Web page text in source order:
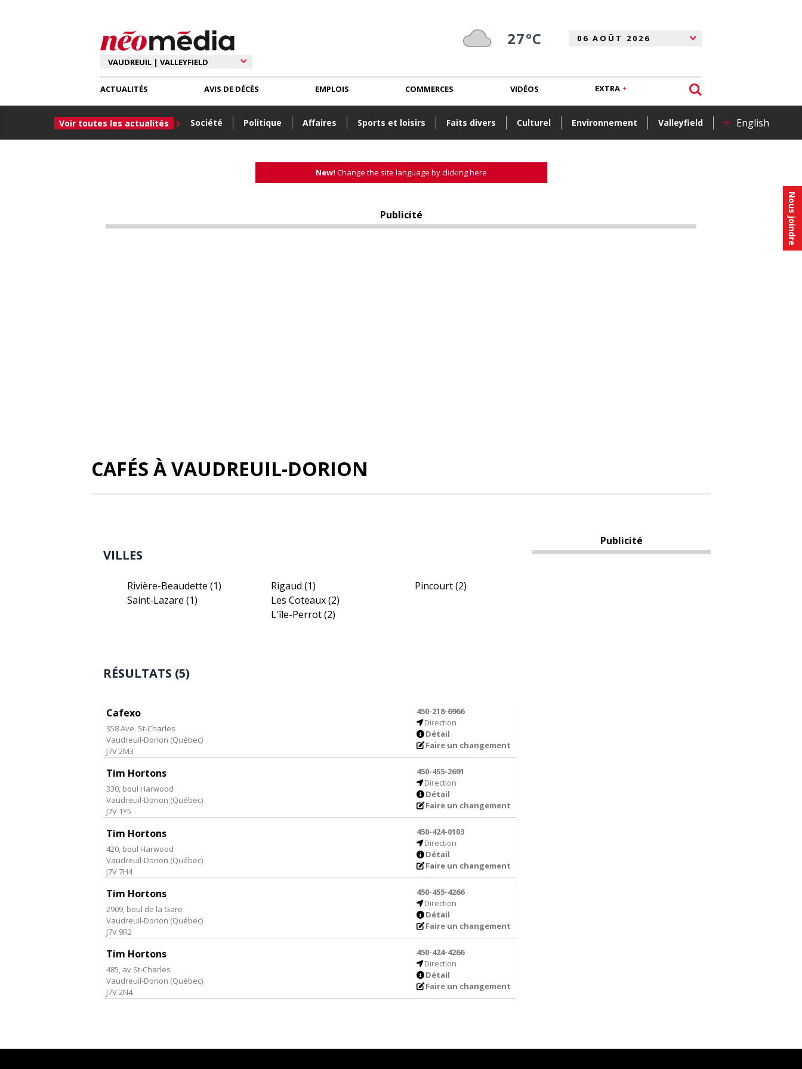
Nous joindre
27°C
ACTUALITÉS
Voir toutes les actualités Société Politique Affaires Sports et loisirs Faits divers Culturel Environnement Valleyfield + English
AVIS DE DÉCÈS EMPLOIS COMMERCES VIDÉOS EXTRA
New! Change the site language by clicking here
Publicité
CAFÉS À VAUDREUIL-DORION
VILLES
Rivière-Beaudette (1)
Saint-Lazare (1)
Rigaud (1)
Les Coteaux(2)
L'île-Perrot(2)
Pincourt(2)
RÉSULTATS (5)
Cafexo
358 Ave. St-Charles
Vaudreuil-Dorion (Québec)
J7V 2M3
450-218-6966
Direction
Détail
Faire un changement
Tim Hortons
330, boul Harwood
Vaudreuil-Dorion (Québec)
J7V 1Y5
450-455-2691
Direction
Détail
Faire un changement
Tim Hortons
420, boul Harwood
Vaudreuil-Dorion (Québec)
J7V 7H4
450-424-0103
Direction
Détail
Faire un changement
Tim Hortons
2909, boul de la Gare
Vaudreuil-Dorion (Québec)
J7V 9R2
450-455-4266
Direction
Détail
Faire un changement
Tim Hortons
485, av St-Charles
Vaudreuil-Dorion (Québec)
J7V 2N4
450-424-4266
Direction
Détail
Faire un changement
Publicité